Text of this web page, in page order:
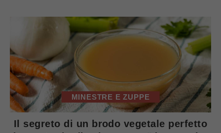
MINESTRE E ZUPPE
Il segreto di un brodo vegetale perfetto